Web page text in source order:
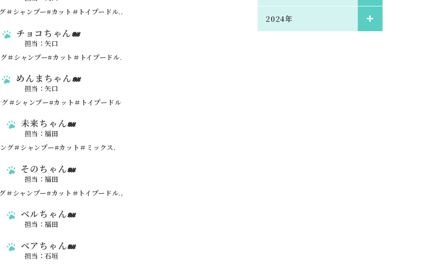
チョコちゃん🐋
担当：矢口
めんまちゃん🐋
担当：矢口
未来ちゃん🐋
担当：福田
そのちゃん🐋
担当：福田
ベルちゃん🐋
担当：福田
ベアちゃん🐋
担当：石垣
2024年